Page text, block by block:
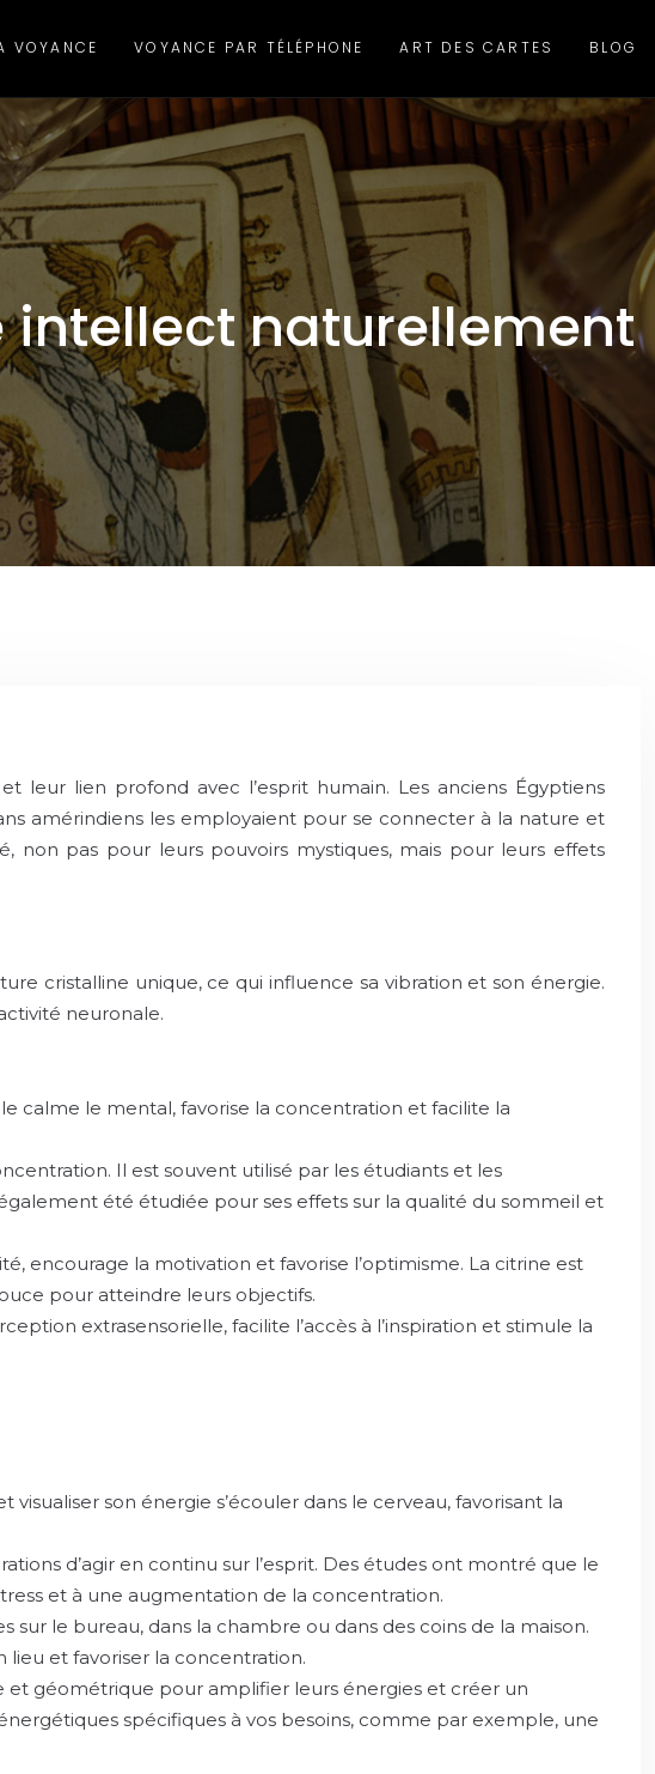
VOYANCE VOYANCE PAR TÉLÉPHONE ART DES CARTES BLOG
intellect naturellement
leur lien profond avec l’esprit humain. Les anciens Égyptiens
amérindiens les employaient pour se connecter à la nature et
non pas pour leurs pouvoirs mystiques, mais pour leurs effets
cristalline unique, ce qui influence sa vibration et son énergie.
neuronale.
calme le mental, favorise la concentration et facilite la
Il est souvent utilisé par les étudiants et les
été étudiée pour ses effets sur la qualité du sommeil et
encourage la motivation et favorise l’optimisme. La citrine est
pour atteindre leurs objectifs.
extrasensorielle, facilite l’accès à l’inspiration et stimule la
son énergie s’écouler dans le cerveau, favorisant la
d’agir en continu sur l’esprit. Des études ont montré que le
et à une augmentation de la concentration.
sur le bureau, dans la chambre ou dans des coins de la maison.
lieu et favoriser la concentration.
et géométrique pour amplifier leurs énergies et créer un
spécifiques à vos besoins, comme par exemple, une